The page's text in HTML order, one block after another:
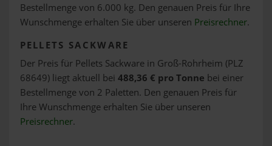
Bestellmenge von 6.000 kg. Den genauen Preis für Ihre
Wunschmenge erhalten Sie über unseren Preisrechner.
PELLETS SACKWARE
Der Preis für Pellets Sackware in Groß-Rohrheim (PLZ
68649) liegt aktuell bei 488,36 € pro Tonne bei einer
Bestellmenge von 2 Paletten. Den genauen Preis für
Ihre Wunschmenge erhalten Sie über unseren
Preisrechner.